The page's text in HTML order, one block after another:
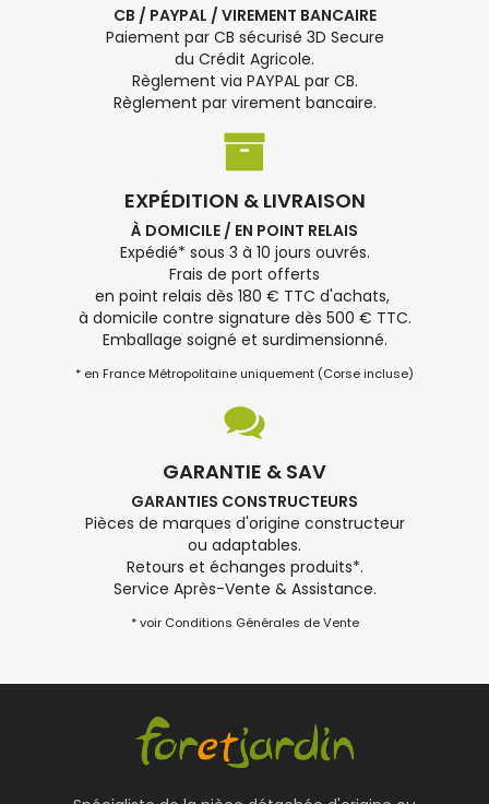
CB / PAYPAL / VIREMENT BANCAIRE
Paiement par CB sécurisé 3D Secure
du Crédit Agricole.
Règlement via PAYPAL par CB.
Règlement par virement bancaire.
EXPÉDITION & LIVRAISON
À DOMICILE / EN POINT RELAIS
Expédié* sous 3 à 10 jours ouvrés.
Frais de port offerts
en point relais dès 180 € TTC d'achats,
à domicile contre signature dès 500 € TTC.
Emballage soigné et surdimensionné.
* en France Métropolitaine uniquement (Corse incluse)
GARANTIE & SAV
GARANTIES CONSTRUCTEURS
Pièces de marques d'origine constructeur
ou adaptables.
Retours et échanges produits*.
Service Après-Vente & Assistance.
* voir Conditions Générales de Vente